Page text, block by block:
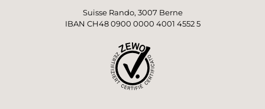
Suisse Rando, 3007 Berne
IBAN CH48 0900 0000 4001 4552 5